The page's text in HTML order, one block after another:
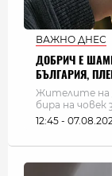
ВАЖНО ДНЕС
ДОБРИЧ Е
БЪЛГАРИЯ,
Жителите на
бира на човек
12:45 -